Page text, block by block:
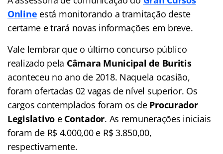
Online está monitorando a tramitação deste
certame e trará novas informações em breve.
Vale lembrar que o último concurso público
realizado pela Câmara Municipal de Buritis
aconteceu no ano de 2018. Naquela ocasião,
foram ofertadas 02 vagas de nível superior. Os
cargos contemplados foram os de Procurador
Legislativo e Contador. As remunerações iniciais
foram de R$ 4.000,00 e R$ 3.850,00,
respectivamente.